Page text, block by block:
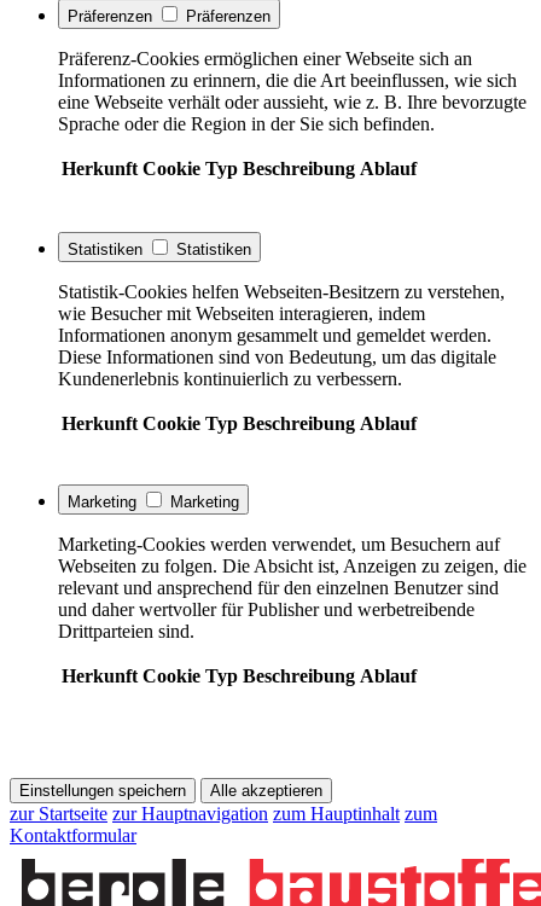
Präferenzen Präferenzen
Präferenz-Cookies ermöglichen einer Webseite sich an
Informationen zu erinnern, die die Art beeinflussen, wie sich
eine Webseite verhält oder aussieht, wie z. B. Ihre bevorzugte
Sprache oder die Region in der Sie sich befinden.
Herkunft Cookie Typ Beschreibung Ablauf
Statistiken Statistiken
Statistik-Cookies helfen Webseiten-Besitzern zu verstehen,
wie Besucher mit Webseiten interagieren, indem
Informationen anonym gesammelt und gemeldet werden.
Diese Informationen sind von Bedeutung, um das digitale
Kundenerlebnis kontinuierlich zu verbessern.
Herkunft Cookie Typ Beschreibung Ablauf
Marketing Marketing
Marketing-Cookies werden verwendet, um Besuchern auf
Webseiten zu folgen. Die Absicht ist, Anzeigen zu zeigen, die
relevant und ansprechend für den einzelnen Benutzer sind
und daher wertvoller für Publisher und werbetreibende
Drittparteien sind.
Herkunft Cookie Typ Beschreibung Ablauf
Einstellungen speichern Alle akzeptieren
zur Startseite zur Hauptnavigation zum Hauptinhalt zum
Kontaktformular